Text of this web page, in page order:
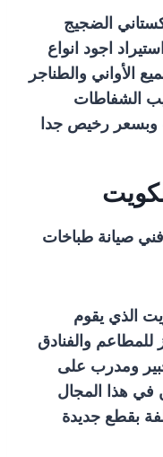
الضجيج
اجود انواع
الأواني والطناجر
الشفاطات
وبسعر رخيص جدا
صيانة طباخات
الذي يقوم
للمطاعم والفنادق
ومدرب على
في هذا المجال
بقطع جديدة